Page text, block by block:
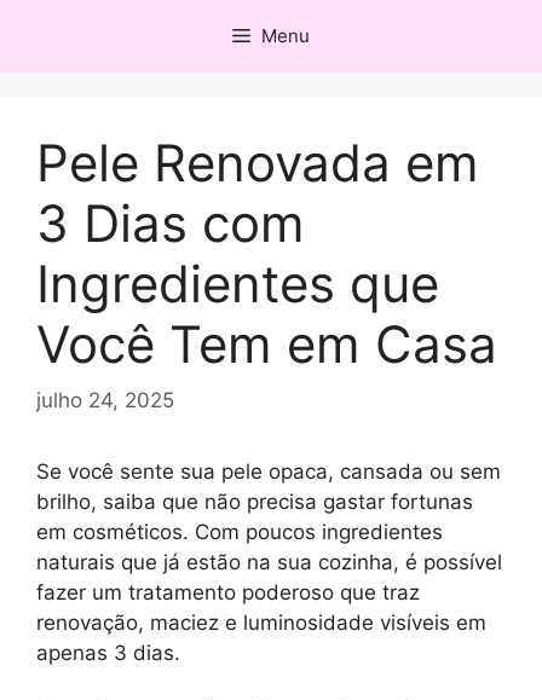
o
Menu
Pele Renovada em
3 Dias com
Ingredientes que
Você Tem em Casa
julho 24, 2025
Se você sente sua pele opaca, cansada ou sem
brilho, saiba que não precisa gastar fortunas
em cosméticos. Com poucos ingredientes
naturais que já estão na sua cozinha, é possível
fazer um tratamento poderoso que traz
renovação, maciez e luminosidade visíveis em
apenas 3 dias.